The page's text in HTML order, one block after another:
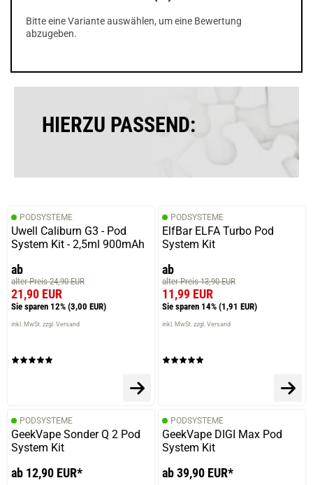
Bitte eine Variante auswählen, um eine Bewertung
abzugeben.
HIERZU PASSEND:
PODSYSTEME
Uwell Caliburn G3 - Pod
System Kit - 2,5ml 900mAh
ab
alter Preis 24,90 EUR
21,90 EUR
Sie sparen 12% (3,00 EUR)
inkl. MwSt. zzgl. Versand
PODSYSTEME
ElfBar ELFA Turbo Pod
System Kit
ab
alter Preis 13,90 EUR
11,99 EUR
Sie sparen 14% (1,91 EUR)
inkl. MwSt. zzgl. Versand
PODSYSTEME
GeekVape Sonder Q 2 Pod
System Kit
ab 12,90 EUR*
PODSYSTEME
GeekVape DIGI Max Pod
System Kit
ab 39,90 EUR*